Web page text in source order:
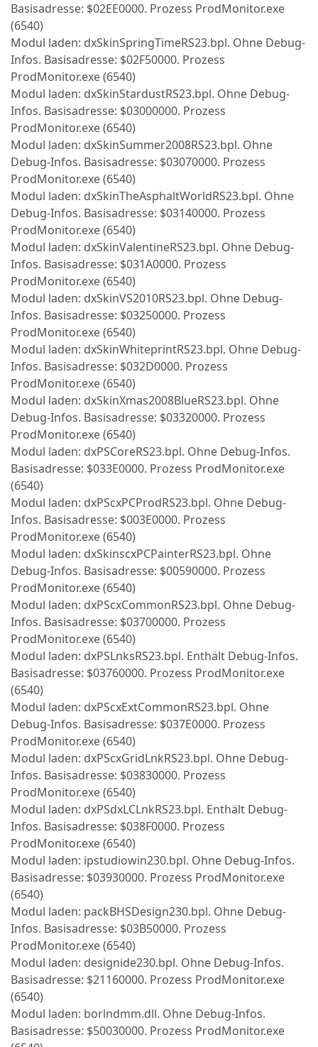
Basisadresse: $02EE0000. Prozess ProdMonitor.exe
(6540)
Modul laden: dxSkinSpringTimeRS23.bpl. Ohne Debug-
Infos. Basisadresse: $02F50000. Prozess
ProdMonitor.exe (6540)
Modul laden: dxSkinStardustRS23.bpl. Ohne Debug-
Infos. Basisadresse: $03000000. Prozess
ProdMonitor.exe (6540)
Modul laden: dxSkinSummer2008RS23.bpl. Ohne
Debug-Infos. Basisadresse: $03070000. Prozess
ProdMonitor.exe (6540)
Modul laden: dxSkinTheAsphaltWorldRS23.bpl. Ohne
Debug-Infos. Basisadresse: $03140000. Prozess
ProdMonitor.exe (6540)
Modul laden: dxSkinValentineRS23.bpl. Ohne Debug-
Infos. Basisadresse: $031A0000. Prozess
ProdMonitor.exe (6540)
Modul laden: dxSkinVS2010RS23.bpl. Ohne Debug-
Infos. Basisadresse: $03250000. Prozess
ProdMonitor.exe (6540)
Modul laden: dxSkinWhiteprintRS23.bpl. Ohne Debug-
Infos. Basisadresse: $032D0000. Prozess
ProdMonitor.exe (6540)
Modul laden: dxSkinXmas2008BlueRS23.bpl. Ohne
Debug-Infos. Basisadresse: $03320000. Prozess
ProdMonitor.exe (6540)
Modul laden: dxPSCoreRS23.bpl. Ohne Debug-Infos.
Basisadresse: $033E0000. Prozess ProdMonitor.exe
(6540)
Modul laden: dxPScxPCProdRS23.bpl. Ohne Debug-
Infos. Basisadresse: $003E0000. Prozess
ProdMonitor.exe (6540)
Modul laden: dxSkinscxPCPainterRS23.bpl. Ohne
Debug-Infos. Basisadresse: $00590000. Prozess
ProdMonitor.exe (6540)
Modul laden: dxPScxCommonRS23.bpl. Ohne Debug-
Infos. Basisadresse: $03700000. Prozess
ProdMonitor.exe (6540)
Modul laden: dxPSLnksRS23.bpl. Enthält Debug-Infos.
Basisadresse: $03760000. Prozess ProdMonitor.exe
(6540)
Modul laden: dxPScxExtCommonRS23.bpl. Ohne
Debug-Infos. Basisadresse: $037E0000. Prozess
ProdMonitor.exe (6540)
Modul laden: dxPScxGridLnkRS23.bpl. Ohne Debug-
Infos. Basisadresse: $03830000. Prozess
ProdMonitor.exe (6540)
Modul laden: dxPSdxLCLnkRS23.bpl. Enthält Debug-
Infos. Basisadresse: $038F0000. Prozess
ProdMonitor.exe (6540)
Modul laden: ipstudiowin230.bpl. Ohne Debug-Infos.
Basisadresse: $03930000. Prozess ProdMonitor.exe
(6540)
Modul laden: packBHSDesign230.bpl. Ohne Debug-
Infos. Basisadresse: $03B50000. Prozess
ProdMonitor.exe (6540)
Modul laden: designide230.bpl. Ohne Debug-Infos.
Basisadresse: $21160000. Prozess ProdMonitor.exe
(6540)
Modul laden: borlndmm.dll. Ohne Debug-Infos.
Basisadresse: $50030000. Prozess ProdMonitor.exe